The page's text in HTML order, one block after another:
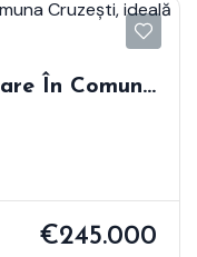
În Comuna
€245.000